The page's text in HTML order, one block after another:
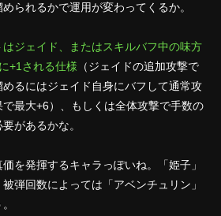
られるかで運用が変わってくるか。
はジェイド、またはスキルバフ中の味方
+1される仕様 （ジェイドの追加攻撃で
るにはジェイド自身にバフして通常攻
最大+6）、もしくは全体攻撃で手数の
があるかな。
を発揮するキャラっぽいね。「姫子」
弾回数によっては「アベンチュリン」